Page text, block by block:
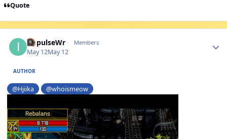
Quote
ImpulseWr Members
May 12May 12
AUTHOR
@Hjiika @whoismeow